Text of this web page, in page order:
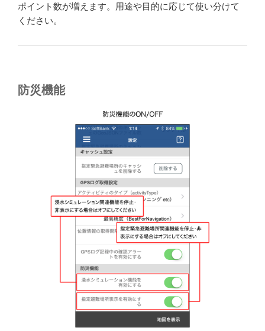
ポイント数が増えます。用途や目的に応じて使い分けて
ください。
防災機能